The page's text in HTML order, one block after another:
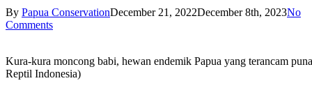
By Papua ConservationDecember 21, 2022December 8th, 2023No
Comments
Kura-kura moncong babi, hewan endemik Papua yang terancam
Reptil Indonesia)